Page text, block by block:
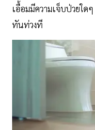
เอื้อมมีความเจ็บป่วยใด
ทันท่วงที